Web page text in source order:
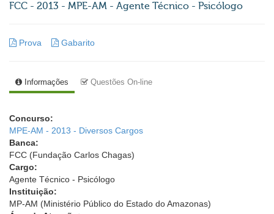
FCC - 2013 - MPE-AM - Agente Técnico - Psicólogo
Prova Gabarito
Informações Questões On-line
Concurso:
MPE-AM - 2013 - Diversos Cargos
Banca:
FCC (Fundação Carlos Chagas)
Cargo:
Agente Técnico - Psicólogo
Instituição:
MP-AM (Ministério Público do Estado do Amazonas)